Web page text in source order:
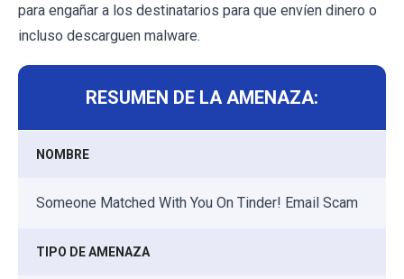
para engañar a los destinatarios para que envíen dinero o
incluso descarguen malware.
RESUMEN DE LA AMENAZA:
NOMBRE
Someone Matched With You On Tinder! Email Scam
TIPO DE AMENAZA